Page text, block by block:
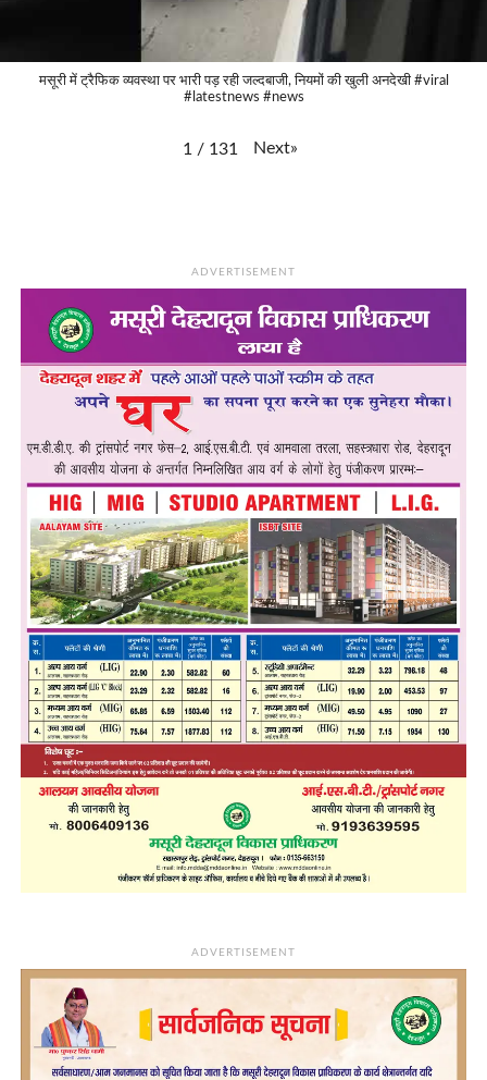
मसूरी में ट्रैफिक व्यवस्था पर भारी पड़ रही जल्दबाजी, नियमों की खुली अनदेखी #viral
#latestnews #news
1 / 131 Next»
ADVERTISEMENT
ADVERTISEMENT